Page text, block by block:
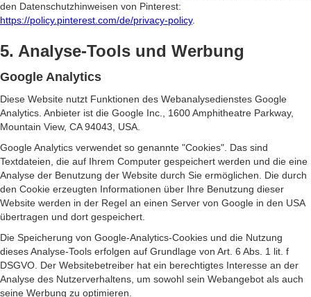
den Datenschutzhinweisen von Pinterest:
https://policy.pinterest.com/de/privacy-policy.
5. Analyse-Tools und Werbung
Google Analytics
Diese Website nutzt Funktionen des Webanalysedienstes Google
Analytics. Anbieter ist die Google Inc., 1600 Amphitheatre Parkway,
Mountain View, CA 94043, USA.
Google Analytics verwendet so genannte "Cookies". Das sind
Textdateien, die auf Ihrem Computer gespeichert werden und die eine
Analyse der Benutzung der Website durch Sie ermöglichen. Die durch
den Cookie erzeugten Informationen über Ihre Benutzung dieser
Website werden in der Regel an einen Server von Google in den USA
übertragen und dort gespeichert.
Die Speicherung von Google-Analytics-Cookies und die Nutzung
dieses Analyse-Tools erfolgen auf Grundlage von Art. 6 Abs. 1 lit. f
DSGVO. Der Websitebetreiber hat ein berechtigtes Interesse an der
Analyse des Nutzerverhaltens, um sowohl sein Webangebot als auch
seine Werbung zu optimieren.